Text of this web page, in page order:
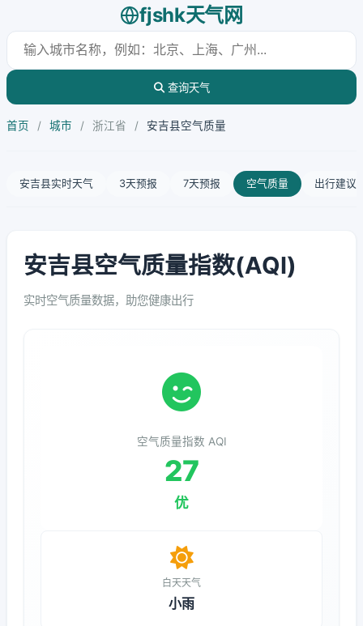
fjshk天气网
查询天气
首页 / 城市 / 浙江省 / 安吉县空气质量
安吉县实时天气 3天预报 7天预报 空气质量 出行建议
安吉县空气质量指数(AQI)
实时空气质量数据，助您健康出行
空气质量指数 AQI
27
优
白天天气
小雨